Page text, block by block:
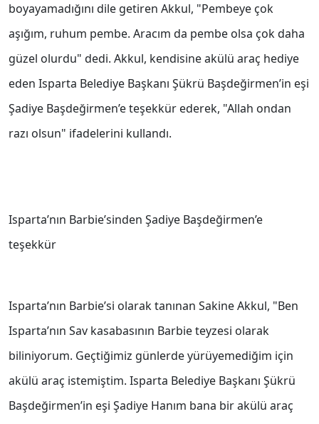
boyayamadığını dile getiren Akkul, "Pembeye çok
aşığım, ruhum pembe. Aracım da pembe olsa çok daha
güzel olurdu" dedi. Akkul, kendisine akülü araç hediye
eden Isparta Belediye Başkanı Şükrü Başdeğirmen’in eşi
Şadiye Başdeğirmen’e teşekkür ederek, "Allah ondan
razı olsun" ifadelerini kullandı.
Isparta’nın Barbie’sinden Şadiye Başdeğirmen’e
teşekkür
Isparta’nın Barbie’si olarak tanınan Sakine Akkul, "Ben
Isparta’nın Sav kasabasının Barbie teyzesi olarak
biliniyorum. Geçtiğimiz günlerde yürüyemediğim için
akülü araç istemiştim. Isparta Belediye Başkanı Şükrü
Başdeğirmen’in eşi Şadiye Hanım bana bir akülü araç